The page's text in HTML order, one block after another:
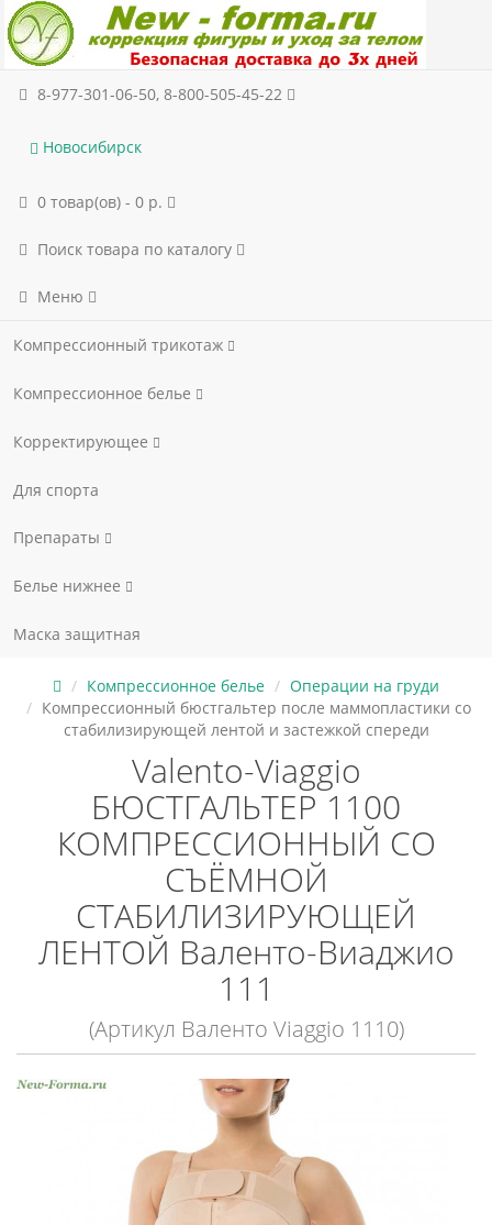
8-977-301-06-50, 8-800-505-45-22
Новосибирск
0 товар(ов) - 0 р.
Поиск товара по каталогу
Меню
Компрессионный трикотаж
Компрессионное белье
Корректирующее
Для спорта
Препараты
Белье нижнее
Маска защитная
Компрессионное белье
Операции на груди
Компрессионный бюстгальтер после маммопластики со
стабилизирующей лентой и застежкой спереди
Valento-Viaggio
БЮСТГАЛЬТЕР 1100
КОМПРЕССИОННЫЙ СО
СЪЁМНОЙ
СТАБИЛИЗИРУЮЩЕЙ
ЛЕНТОЙ Валенто-Виаджио
111
(Артикул Валенто Viaggio 1110)